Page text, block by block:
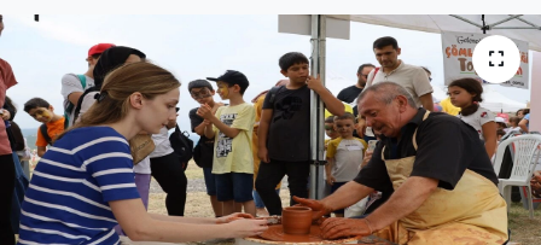
Forum
Gerçeğin İzinde
Gün Başlıyor